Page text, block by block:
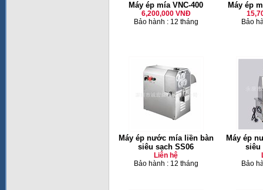
Máy ép mía VNC-400
6,200,000 VNĐ
Bảo hành : 12 tháng
Máy ép
Bảo
Máy ép nước mía liền bàn
siêu sạch SS06
Liên hệ
Bảo hành : 12 tháng
Máy ép
siêu
Bảo